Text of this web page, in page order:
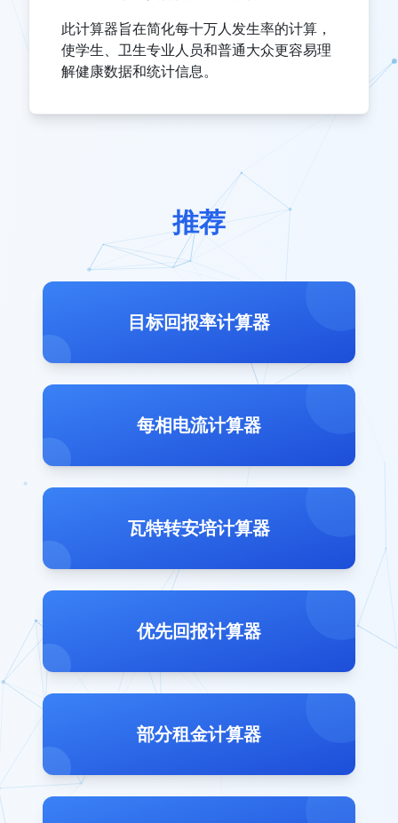
此计算器旨在简化每十万人发生率的计算，
使学生、卫生专业人员和普通大众更容易理
解健康数据和统计信息。
推荐
目标回报率计算器
每相电流计算器
瓦特转安培计算器
优先回报计算器
部分租金计算器